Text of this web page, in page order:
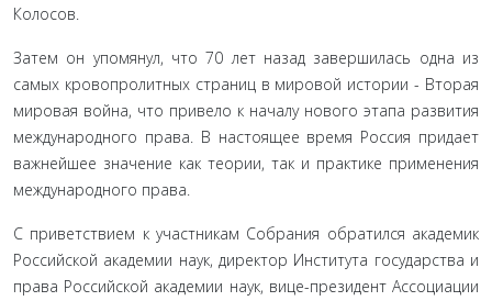
Колосов.
Затем он упомянул, что 70 лет назад завершилась одна из
самых кровопролитных страниц в мировой истории - Вторая
мировая война, что привело к началу нового этапа развития
международного права. В настоящее время Россия придает
важнейшее значение как теории, так и практике применения
международного права.
С приветствием к участникам Собрания обратился ака­демик
Российской академии наук, директор Института госу­дарства и
права Российской академии наук, вице-президент Ассоциации